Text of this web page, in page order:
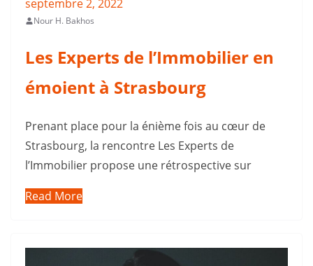
septembre 2, 2022
Nour H. Bakhos
Les Experts de l’Immobilier en
émoient à Strasbourg
Prenant place pour la énième fois au cœur de
Strasbourg, la rencontre Les Experts de
l’Immobilier propose une rétrospective sur
Read More